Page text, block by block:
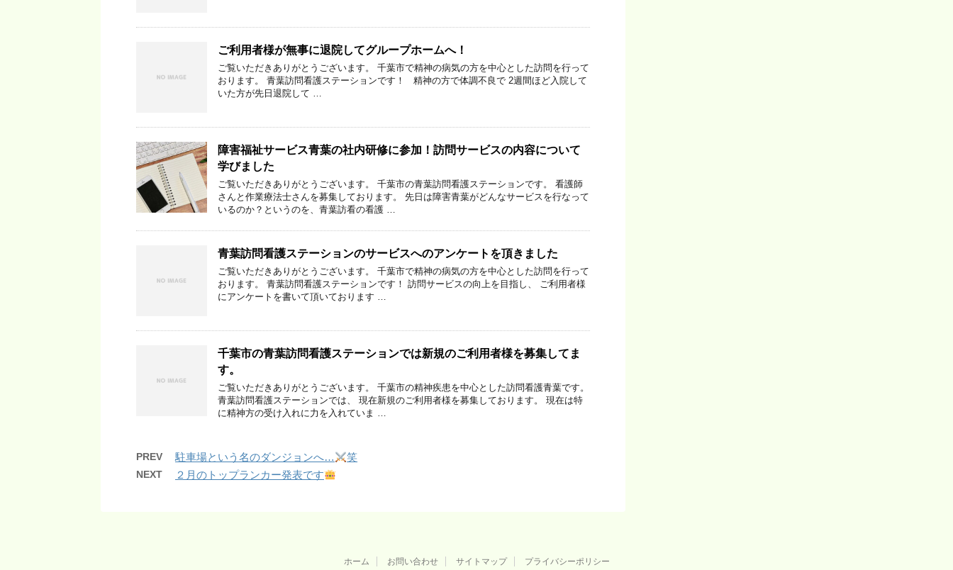
ご利用者様が無事に退院してグループホームへ！
ご覧いただきありがとうございます。 千葉市で精神の病気の方を中心とした訪問を行って
おります。 青葉訪問看護ステーションです！ 精神の方で体調不良で 2週間ほど入院して
いた方が先日退院して …
障害福祉サービス青葉の社内研修に参加！訪問サービスの内容について
学びました
ご覧いただきありがとうございます。 千葉市の青葉訪問看護ステーションです。 看護師
さんと作業療法士さんを募集しております。 先日は障害青葉がどんなサービスを行なって
いるのか？というのを、青葉訪看の看護 …
青葉訪問看護ステーションのサービスへのアンケートを頂きました
ご覧いただきありがとうございます。 千葉市で精神の病気の方を中心とした訪問を行って
おります。 青葉訪問看護ステーションです！ 訪問サービスの向上を目指し、 ご利用者様
にアンケートを書いて頂いております …
千葉市の青葉訪問看護ステーションでは新規のご利用者様を募集してま
す。
ご覧いただきありがとうございます。 千葉市の精神疾患を中心とした訪問看護青葉です。
青葉訪問看護ステーションでは、 現在新規のご利用者様を募集しております。 現在は特
に精神方の受け入れに力を入れていま …
PREV 駐車場という名のダンジョンへ… 笑
NEXT ２月のトップランカー発表です
ホーム お問い合わせ サイトマップ プライバシーポリシー